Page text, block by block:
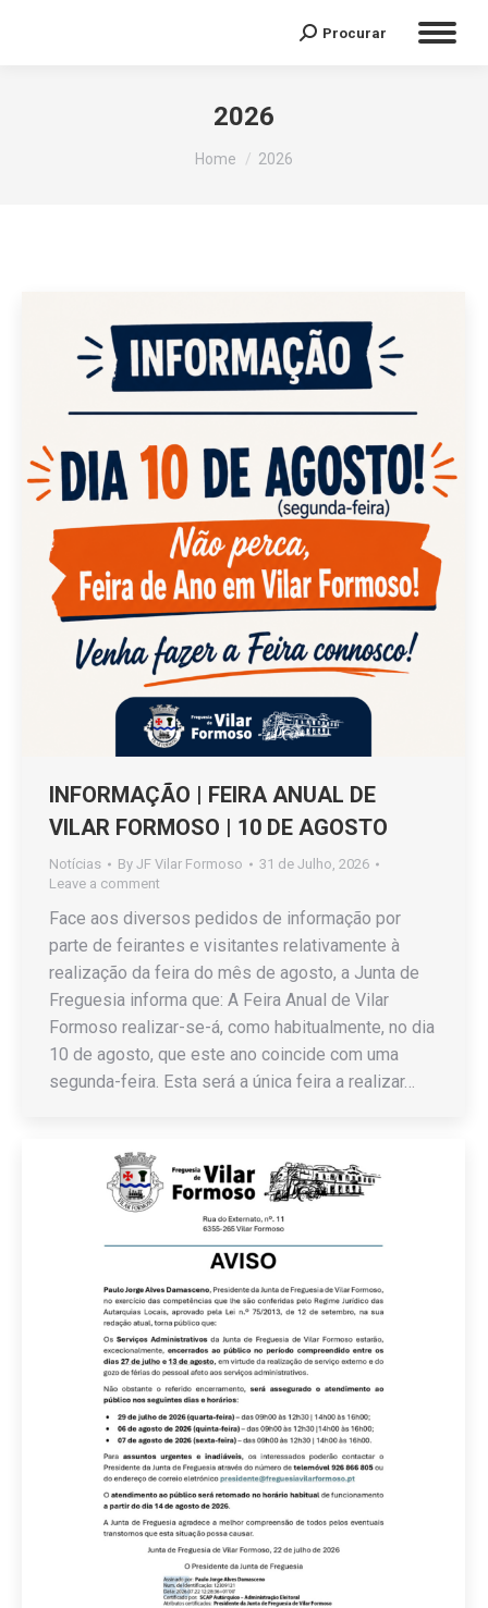
Search:
Procurar
2026
You are here:
Home 2026
INFORMAÇÃO | FEIRA ANUAL DE
VILAR FORMOSO | 10 DE AGOSTO
Notícias By JF Vilar Formoso
31 de Julho, 2026
Leave a comment
Face aos diversos pedidos de informação por
parte de feirantes e visitantes relativamente à
realização da feira do mês de agosto, a Junta de
Freguesia informa que: A Feira Anual de Vilar
Formoso realizar-se-á, como habitualmente, no dia
10 de agosto, que este ano coincide com uma
segunda-feira. Esta será a única feira a realizar…